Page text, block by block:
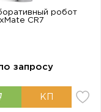
робот
CR7
запросу